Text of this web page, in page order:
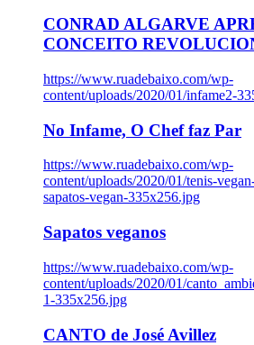
CONRAD ALGARVE
CONCEITO
https://www.ruadebaixo.com/wp-
content/uploads/2020/01/infame2-
No Infame, O Chef faz Par
https://www.ruadebaixo.com/wp-
content/uploads/2020/01/tenis-
sapatos-vegan-335x256.jpg
Sapatos veganos
https://www.ruadebaixo.com/wp-
content/uploads/2020/01/
1-335x256.jpg
CANTO de José Avillez